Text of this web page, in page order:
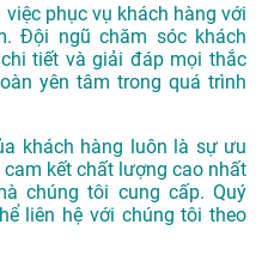
phục vụ khách hàng với
Đội ngũ chăm sóc khách
tiết và giải đáp mọi thắc
yên tâm trong quá trình
khách hàng luôn là sự ưu
kết chất lượng cao nhất
chúng tôi cung cấp. Quý
liên hệ với chúng tôi theo